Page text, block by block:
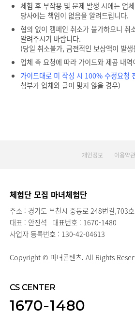
체험 후 부작용 및 문제 발생 시에는 업
당사에는 책임이 없음을 알려드립니다.
협의 없이 캠페인 취소가 불가하오니 취
알려주시기 바랍니다.
(당일 취소불가, 금전적인 보상액이 발
업체 측 요청에 따라 가이드와 제공 내
가이드대로 미 작성 시 100% 수정요청
첨부가 업체와 글이 맞지 않을 경우)
개인정보 이용약관
체험단 모집 마녀체험단
주소 : 경기도 부천시 중동로 248번길,703
대표 : 안진석 대표번호 : 1670-1480
사업자 등록번호 : 130-42-04613
Copyright © 마녀콘텐츠. All Rights
CS CENTER
1670-1480